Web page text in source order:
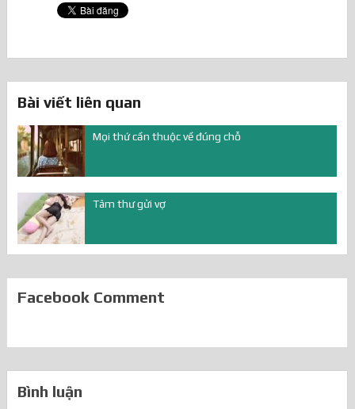
Bài viết liên quan
Mọi thứ cần thuộc về đúng chỗ
Tâm thư gửi vợ
Facebook Comment
Bình luận